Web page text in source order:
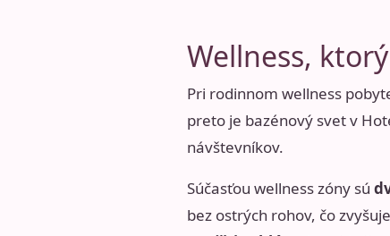
Wellness,
Pri rodinnom wellness
preto je bazénový svet v
návštevníkov.
Súčasťou wellness zóny sú
bez ostrých rohov, čo